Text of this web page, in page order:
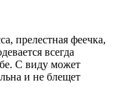
прелестная феечка,
всегда
С виду может
и не блещет